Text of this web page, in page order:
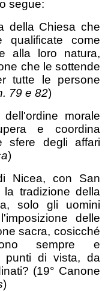
segue:
della Chiesa che
qualificate come
alla loro natura,
che le sottende
tutte le persone
79 e 82)
morale
e coordina
sfere degli affari
)
Nicea, con San
tradizione della
solo gli uomini
delle
sacra, cosicché
sempre e
punti di vista, da
(19° Canone
)